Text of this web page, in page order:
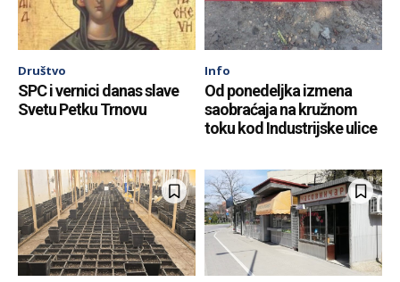
Društvo
SPC i vernici danas slave
Svetu Petku Trnovu
Info
Od ponedeljka izmena
saobraćaja na kružnom
toku kod Industrijske ulice